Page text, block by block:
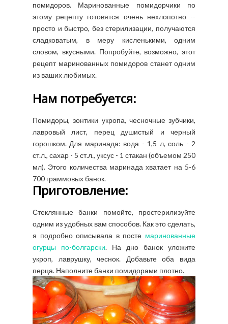
помидоров. Маринованные помидорчики по
этому рецепту готовятся очень нехлопотно --
просто и быстро, без стерилизации, получаются
сладковатым, в меру кисленькими, одним
словом, вкусными. Попробуйте, возможно, этот
рецепт маринованных помидоров станет одним
из ваших любимых.
Нам потребуется:
Помидоры, зонтики укропа, чесночные зубчики,
лавровый лист, перец душистый и черный
горошком. Для маринада: вода - 1,5 л, соль - 2
ст.л., сахар - 5 ст.л., уксус - 1 стакан (объемом 250
мл). Этого количества маринада хватает на 5-6
700 граммовых банок.
Приготовление:
Стеклянные банки помойте, простерилизуйте
одним из удобных вам способов. Как это сделать,
я подробно описывала в посте маринованные
огурцы по-болгарски. На дно банок уложите
укроп, лаврушку, чеснок. Добавьте оба вида
перца. Наполните банки помидорами плотно.